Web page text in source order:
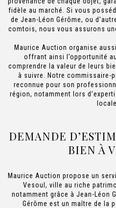
fidèle au marché. Si vous
de Jean-Léon Gérôme, ou
comtois, nous vous assurons
Maurice Auction organise
offrant ainsi l’opportunité
comprendre la valeur de leurs
à suivre. Notre commissaire-
reconnue pour son
région, notamment lors
DEMANDE
BIEN À
Maurice Auction propose un
Vesoul, ville au riche
notamment grâce à Jean-Léon
Gérôme est un maître de la